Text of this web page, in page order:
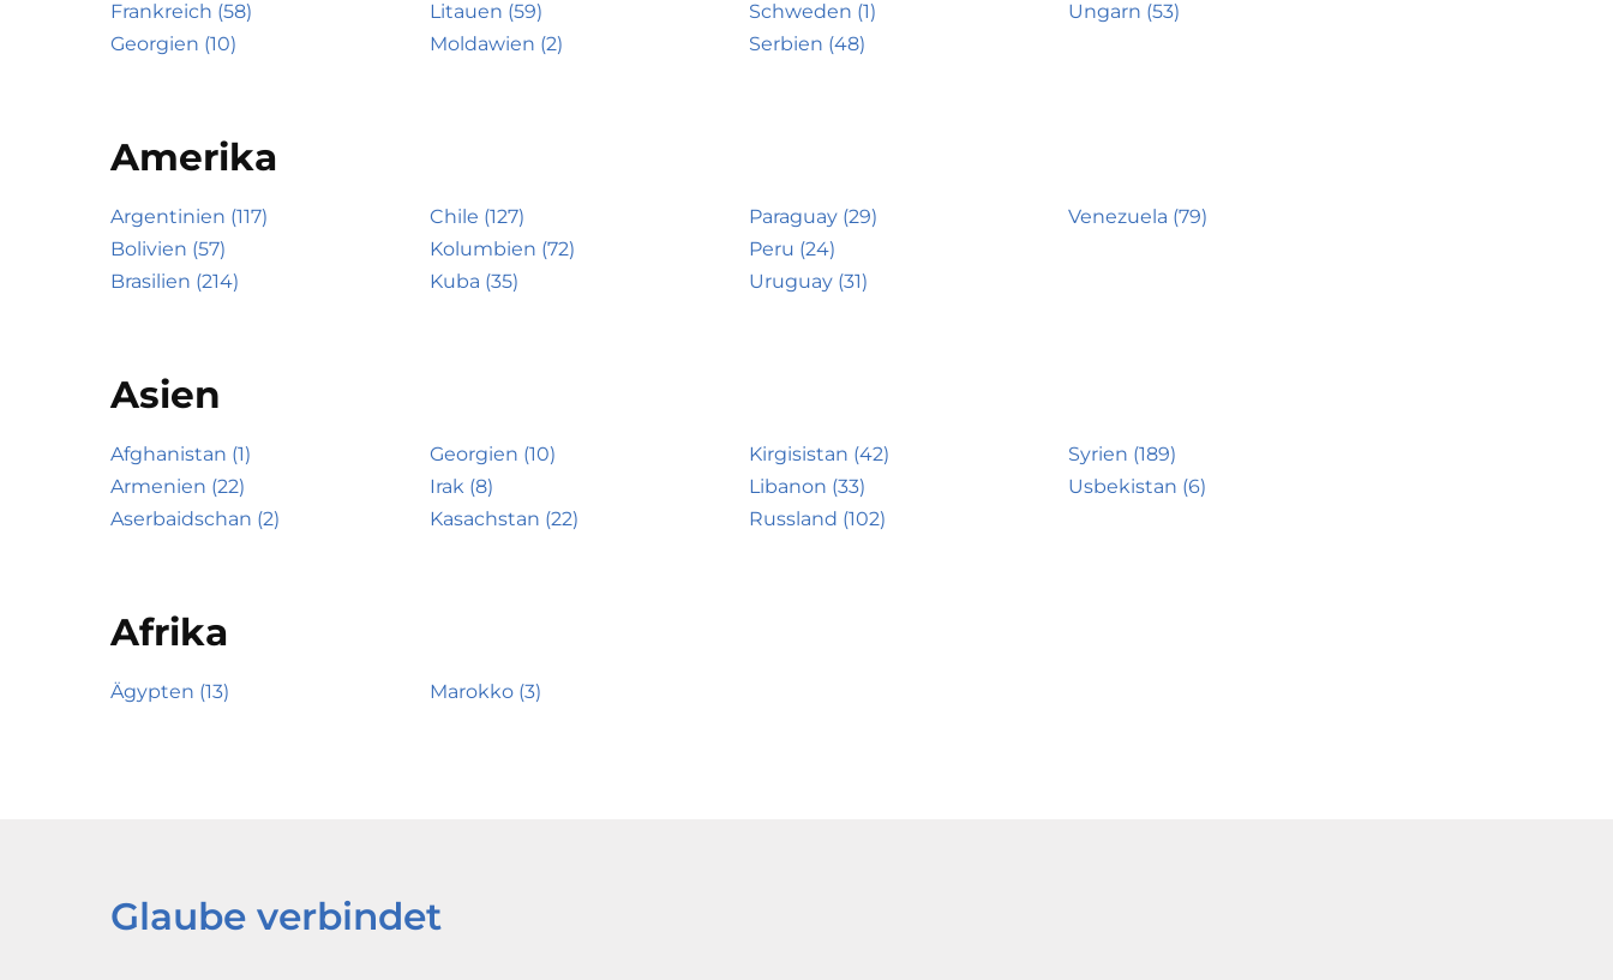
Frankreich (58)
Georgien (10)
Litauen (59)
Moldawien (2)
Schweden (1)
Serbien (48)
Ungarn (53)
Amerika
Argentinien (117)
Bolivien (57)
Brasilien (214)
Chile (127)
Kolumbien (72)
Kuba (35)
Paraguay (29)
Peru (24)
Uruguay (31)
Venezuela (79)
Asien
Afghanistan (1)
Armenien (22)
Aserbaidschan (2)
Georgien (10)
Irak (8)
Kasachstan (22)
Kirgisistan (42)
Libanon (33)
Russland (102)
Syrien (189)
Usbekistan (6)
Afrika
Ägypten (13) Marokko (3)
Glaube verbindet